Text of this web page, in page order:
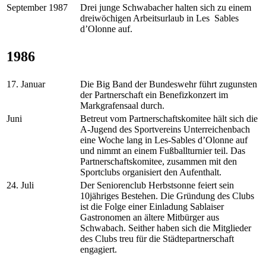
September 1987
Drei junge Schwabacher halten sich zu einem
dreiwöchigen Arbeitsurlaub in Les Sables
d’Olonne auf.
1986
17. Januar
Die Big Band der Bundeswehr führt zugunsten
der Partnerschaft ein Benefizkonzert im
Markgrafensaal durch.
Juni
Betreut vom Partnerschaftskomitee hält sich die
A-Jugend des Sportvereins Unterreichenbach
eine Woche lang in Les-Sables d’Olonne auf
und nimmt an einem Fußballturnier teil. Das
Partnerschaftskomitee, zusammen mit den
Sportclubs organisiert den Aufenthalt.
24. Juli
Der Seniorenclub Herbstsonne feiert sein
10jähriges Bestehen. Die Gründung des Clubs
ist die Folge einer Einladung Sablaiser
Gastronomen an ältere Mitbürger aus
Schwabach. Seither haben sich die Mitglieder
des Clubs treu für die Städtepartnerschaft
engagiert.